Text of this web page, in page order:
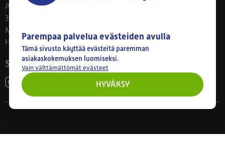
Ahlmanintie 61
33800 Tampere
Ma–Pe 8–17
Huom! Myymälän poikkeusaukiolot: 27.7.-21.8. klo 8-16
Seuraa meitä
Parempaa palvelua evästeiden avulla
Tämä sivusto käyttää evästeitä paremman
asiakaskokemuksen luomiseksi.
Vain välttämättömät evästeet
HYVÄKSY